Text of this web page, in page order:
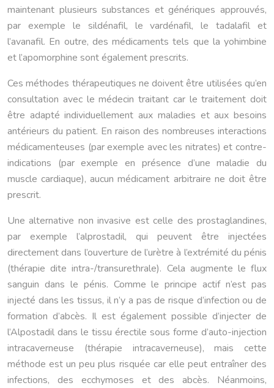
maintenant plusieurs substances et génériques approuvés,
par exemple le sildénafil, le vardénafil, le tadalafil et
l’avanafil. En outre, des médicaments tels que la yohimbine
et l’apomorphine sont également prescrits.
Ces méthodes thérapeutiques ne doivent être utilisées qu’en
consultation avec le médecin traitant car le traitement doit
être adapté individuellement aux maladies et aux besoins
antérieurs du patient. En raison des nombreuses interactions
médicamenteuses (par exemple avec les nitrates) et contre-
indications (par exemple en présence d’une maladie du
muscle cardiaque), aucun médicament arbitraire ne doit être
prescrit.
Une alternative non invasive est celle des prostaglandines,
par exemple l’alprostadil, qui peuvent être injectées
directement dans l’ouverture de l’urètre à l’extrémité du pénis
(thérapie dite intra-/transurethrale). Cela augmente le flux
sanguin dans le pénis. Comme le principe actif n’est pas
injecté dans les tissus, il n’y a pas de risque d’infection ou de
formation d’abcès. Il est également possible d’injecter de
l’Alpostadil dans le tissu érectile sous forme d’auto-injection
intracaverneuse (thérapie intracaverneuse), mais cette
méthode est un peu plus risquée car elle peut entraîner des
infections, des ecchymoses et des abcès. Néanmoins,